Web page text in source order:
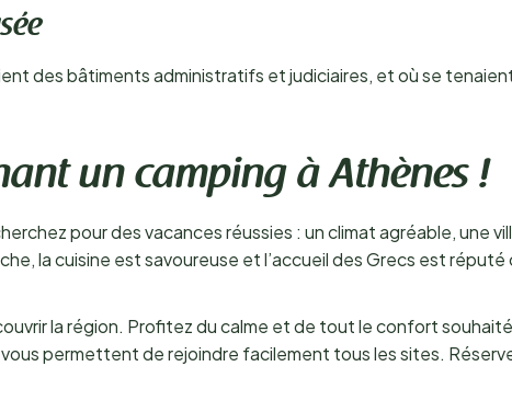
des bâtiments administratifs et judiciaires, et où se
un camping à Athènes !
pour des vacances réussies : un climat agréable, une
la cuisine est savoureuse et l’accueil des Grecs est réputé
la région. Profitez du calme et de tout le confort
permettent de rejoindre facilement tous les sites.